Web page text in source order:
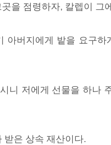
곳을 점령하자, 칼렙이 그
아버지에게 밭을 요구하
니 저에게 선물을 하나
받은 상속 재산이다.